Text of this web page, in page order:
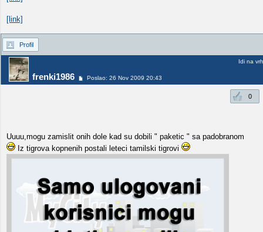
[link]
Profil
frenki1986 Poslao: 26 Nov 2009 20:43
Idi na vrh
0
Uuuu,mogu zamislit onih dole kad su dobili " paketic " sa padobranom
Iz tigrova kopnenih postali leteci tamilski tigrovi